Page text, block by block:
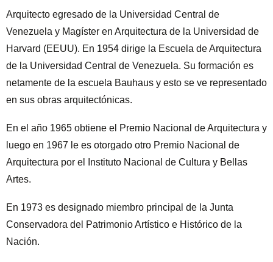
Arquitecto egresado de la Universidad Central de
Venezuela y Magíster en Arquitectura de la Universidad de
Harvard (EEUU). En 1954 dirige la Escuela de Arquitectura
de la Universidad Central de Venezuela. Su formación es
netamente de la escuela Bauhaus y esto se ve representado
en sus obras arquitectónicas.
En el año 1965 obtiene el Premio Nacional de Arquitectura y
luego en 1967 le es otorgado otro Premio Nacional de
Arquitectura por el Instituto Nacional de Cultura y Bellas
Artes.
En 1973 es designado miembro principal de la Junta
Conservadora del Patrimonio Artístico e Histórico de la
Nación.